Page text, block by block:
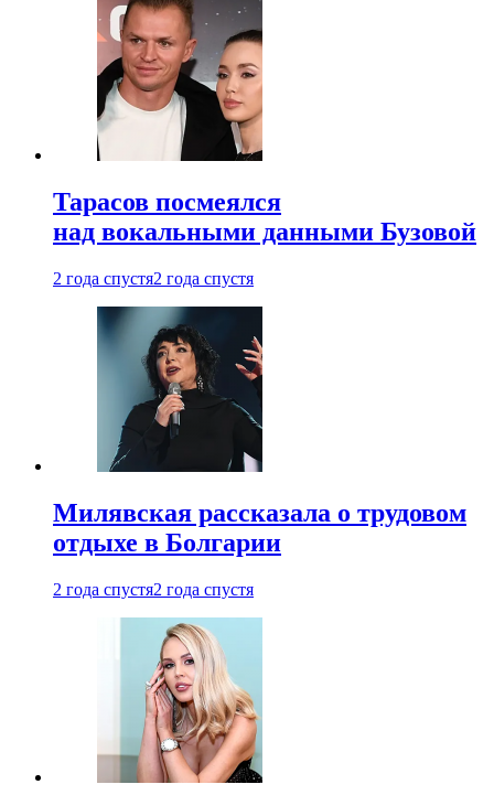
Тарасов посмеялся
над вокальными данными Бузовой
2 года спустя2 года спустя
Милявская рассказала о трудовом
отдыхе в Болгарии
2 года спустя2 года спустя